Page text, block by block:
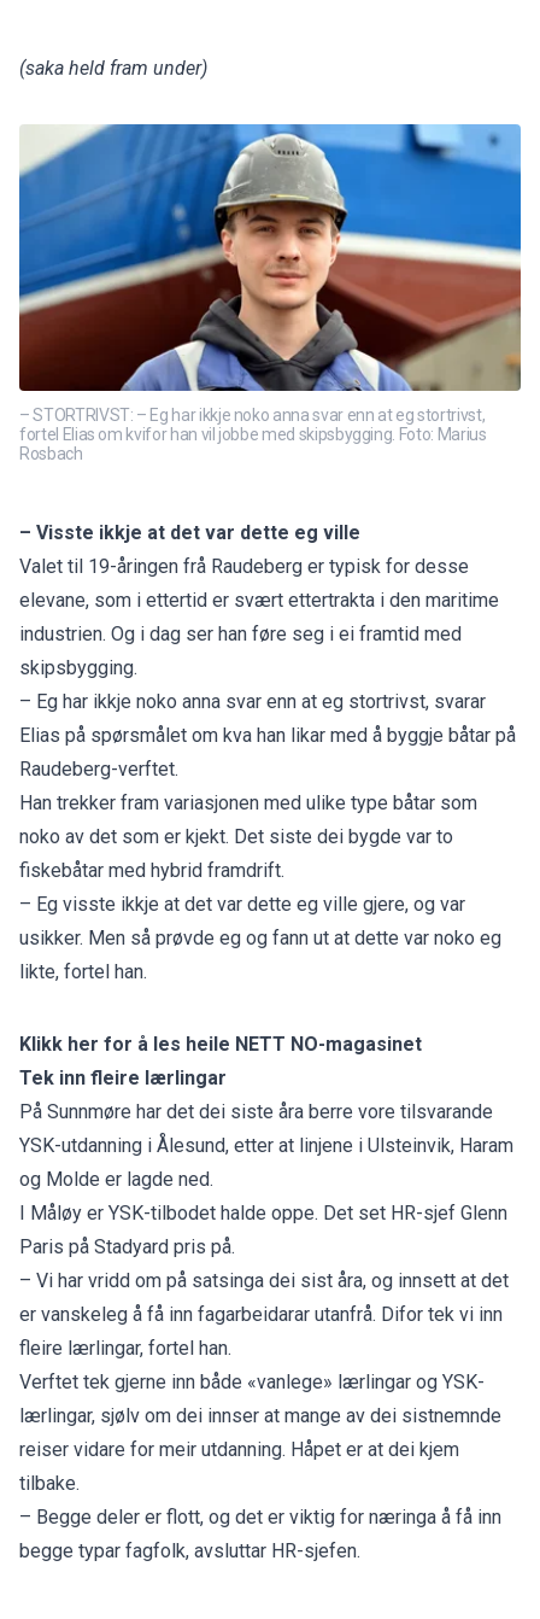
(saka held fram under)
– STORTRIVST: – Eg har ikkje noko anna svar enn at eg stortrivst,
fortel Elias om kvifor han vil jobbe med skipsbygging. Foto: Marius
Rosbach
– Visste ikkje at det var dette eg ville
Valet til 19-åringen frå Raudeberg er typisk for desse
elevane, som i ettertid er svært ettertrakta i den maritime
industrien. Og i dag ser han føre seg i ei framtid med
skipsbygging.
– Eg har ikkje noko anna svar enn at eg stortrivst, svarar
Elias på spørsmålet om kva han likar med å byggje båtar på
Raudeberg-verftet.
Han trekker fram variasjonen med ulike type båtar som
noko av det som er kjekt. Det siste dei bygde var to
fiskebåtar med hybrid framdrift.
– Eg visste ikkje at det var dette eg ville gjere, og var
usikker. Men så prøvde eg og fann ut at dette var noko eg
likte, fortel han.
Klikk her for å les heile NETT NO-magasinet
Tek inn fleire lærlingar
På Sunnmøre har det dei siste åra berre vore tilsvarande
YSK-utdanning i Ålesund, etter at linjene i Ulsteinvik, Haram
og Molde er lagde ned.
I Måløy er YSK-tilbodet halde oppe. Det set HR-sjef Glenn
Paris på Stadyard pris på.
– Vi har vridd om på satsinga dei sist åra, og innsett at det
er vanskeleg å få inn fagarbeidarar utanfrå. Difor tek vi inn
fleire lærlingar, fortel han.
Verftet tek gjerne inn både «vanlege» lærlingar og YSK-
lærlingar, sjølv om dei innser at mange av dei sistnemnde
reiser vidare for meir utdanning. Håpet er at dei kjem
tilbake.
– Begge deler er flott, og det er viktig for næringa å få inn
begge typar fagfolk, avsluttar HR-sjefen.